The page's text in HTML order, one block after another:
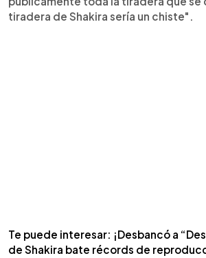
tiradera de Shakira sería un chiste".
Te puede interesar: ¡Desbancó a
de Shakira bate récords de